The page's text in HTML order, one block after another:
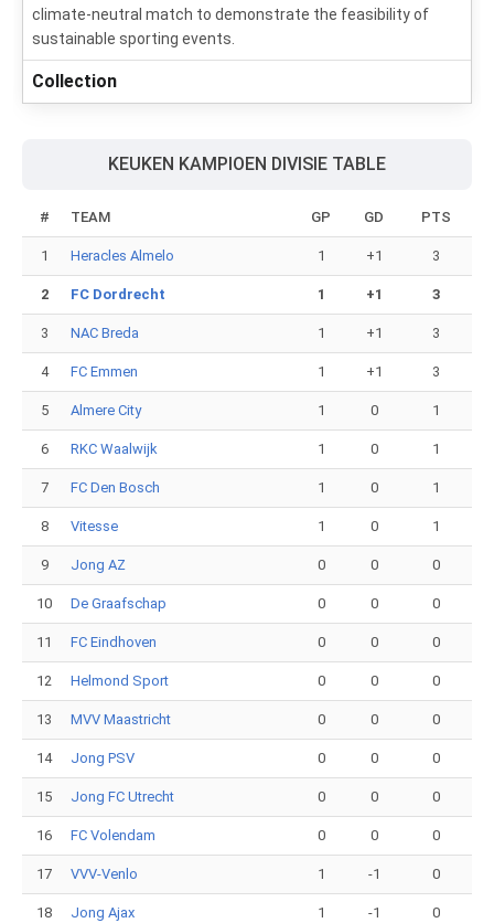
climate-neutral match to demonstrate the feasibility of
sustainable sporting events.
Collection
KEUKEN KAMPIOEN DIVISIE TABLE
# TEAM GP GD PTS
1 Heracles Almelo 1 +1 3
2 FC Dordrecht 1 +1 3
3 NAC Breda 1 +1 3
4 FC Emmen 1 +1 3
5 Almere City 1 0 1
6 RKC Waalwijk 1 0 1
7 FC Den Bosch 1 0 1
8 Vitesse 1 0 1
9 Jong AZ 0 0 0
10 De Graafschap 0 0 0
11 FC Eindhoven 0 0 0
12 Helmond Sport 0 0 0
13 MVV Maastricht 0 0 0
14 Jong PSV 0 0 0
15 Jong FC Utrecht 0 0 0
16 FC Volendam 0 0 0
17 VVV-Venlo 1 -1 0
18 Jong Ajax 1 -1 0